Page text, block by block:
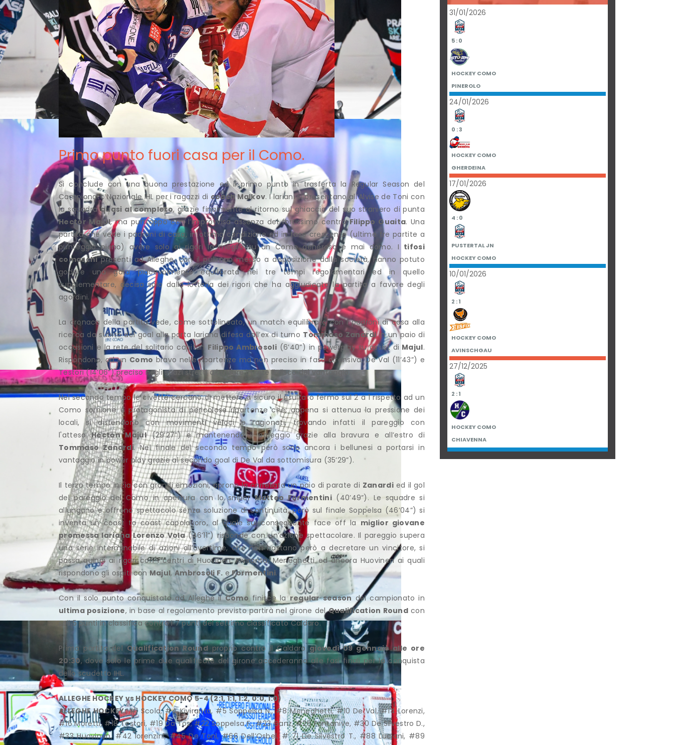
Primo punto fuori casa per il Como.
Si conclude con una buona prestazione ed il primo punto in trasferta la Regular Season del
Campionato Nazionale IHL per i ragazzi di coach Malkov. I lariani si presentano all’Alvise de Toni con
la squadraquasi al completo, grazie finalmente al ritorno sul ghiaccio del suo straniero di punta
Hector Majul, ma purtroppo con l’improvvisa assenza del fortissimo centroFilippo Guaita. Una
partita che vede i padroni di casa, in ottima condizione ed in fase crescente (ultime tre partite a
punteggio pieno) avere solo ai rigori la meglio su un Como generoso e mai domo. I tifosi
comaschipresenti ad Alleghe, con il pullman messo a disposizione dalla società, hanno potuto
godere una gara piacevolmente equilibrata nei tre tempi regolamentari ed in quello
supplementare, decisa solo dalla lotteria dei rigori che ha aggiudicato la partita a favore degli
agordini.
La cronaca della partita vede, come sottolineato, un match equilibrato con i padroni di casa alla
ricerca da subito del goal alla porta lariana difesa dall’ex di turno Tommaso Zanardiin un paio di
occasioni e la rete del solitario capitan Filippo Ambrosoli(6’40”) in powerplay su assist di Majul.
Rispondono, ad un Como bravo nelle ripartenze ma non preciso in fase difensiva, De Val (11’43”) e
Testori (14’06”) preciso negli spazi stretti a buttare in rete il disco del vantaggio.
Nel secondo tempo le civette cercano di mettere a sicuro il risultato fermo sul 2 a 1 rispetto ad un
Como sornione e protagonista di pericolose ripartenze che, appena si attenua la pressione dei
locali, si distendono con movimenti veloci e ragionati, trovando infatti il pareggio con
l'attesoHecton Majul(29’27”) e mantenendo il pareggio grazie alla bravura e all’estro di
Tommaso Zanardi. Nel finale del secondo tempo però sono ancora i bellunesi a portarsi in
vantaggio in power play grazie al secondo goal di De Val da sottomisura (35’29”).
Il terzo tempo inizia con grandi emozioni, aprono la carrellata un paio di parate di Zanardied il gol
del pareggio del Como in apertura con lo sniperMatteo Formentini(40’49”). Le squadre si
allungano e offrono spettacolo senza soluzione di continuità, però sul finale Soppelsa (46’04”) si
inventa un coast to coast capolavoro, al quale sul conseguente face off la miglior giovane
promessa lariana Lorenzo Vola(46’11”) risponde con un’azione spettacolare. Il pareggio supera
una serie interminabile di azioni all’overtime, che non bastano però a decretare un vincitore, si
passa quindi ai rigori con i centri di Huovinen, Kiviranta, Meneghetti ed ancora Huovinen ai quali
rispondono gli ospiti con Majul,Ambrosoli F. eFormentini.
Con il solo punto conquistato ad Alleghe ilComofinisce laregular seasondel campionato in
ultima posizione, in base al regolamento previsto partirà nel girone delQualification Round con
soli 5 punti in classifica contro i 7 punti del settimo classificato Caldaro.
Prima partita delQualification Roundproprio contro il Caldarogiovedì 09 gennaio alle ore
20:30, dove solo le prime due qualificate del girone accederanno alle fasi finali per la conquista
dello scudetto IHL.
ALLEGHE HOCKEY vs HOCKEY COMO 5-4 (2:1, 1:1, 1:2, 0:0, 1:0)
ALLEGHE HOCKEY:#1 Scola, #4 Kiviranta, #5 Soppelsa N., #8 Meneghetti, #10 De Val, #14 Lorenzi,
#16 Moretti, #18 Testori, #19 Da Tos, #22 Soppelsa F., #23 Ganz, #26 Fontanive, #30 De Silvestro D.,
#33 Huovinen, #42 lorenzini, #45 De Toni, #66 Dell’Osbel, # 71 De Silvestro T., #88 Luciani, #89
31/01/2026
5 : 0
HOCKEY COMO
PINEROLO
24/01/2026
0 : 3
HOCKEY COMO
GHERDEINA
17/01/2026
4 : 0
PUSTERTAL JN
HOCKEY COMO
10/01/2026
2 : 1
HOCKEY COMO
AVINSCHGAU
27/12/2025
2 : 1
HOCKEY COMO
CHIAVENNA